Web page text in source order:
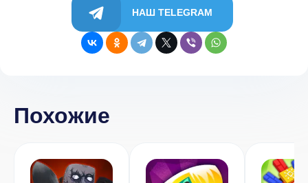
НАШ TELEGRAM
Похожие